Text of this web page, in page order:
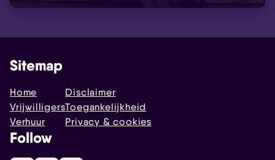
Sitemap
Home
Vrijwilligers
Verhuur
Disclaimer
Toegankelijkheid
Privacy & cookies
Follow